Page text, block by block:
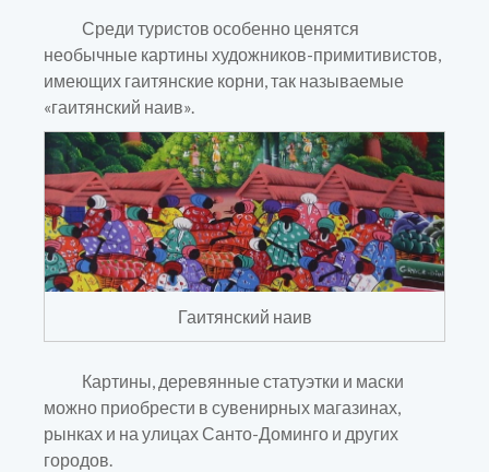
Среди туристов особенно ценятся
необычные картины художников-примитивистов,
имеющих гаитянские корни, так называемые
«гаитянский наив».
Гаитянский наив
Картины, деревянные статуэтки и маски
можно приобрести в сувенирных магазинах,
рынках и на улицах Санто-Доминго и других
городов.